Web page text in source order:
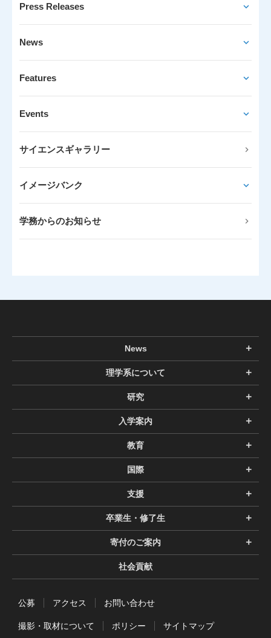
Press Releases
News
Features
Events
サイエンスギャラリー
イメージバンク
学務からのお知らせ
News
理学系について
研究
入学案内
教育
国際
支援
卒業生・修了生
寄付のご案内
社会貢献
公募 アクセス お問い合わせ
撮影・取材について ポリシー サイトマップ